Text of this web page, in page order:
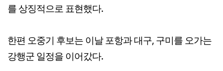
를 상징적으로 표현했다.
한편 오중기 후보는 이날 포항과 대구, 구미를 오가는
강행군 일정을 이어갔다.